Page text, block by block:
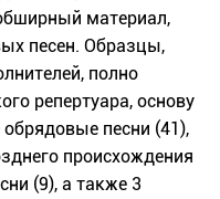
материал,
песен. Образцы,
полно
репертуара, основу
песни (41),
происхождения
(9), а также 3